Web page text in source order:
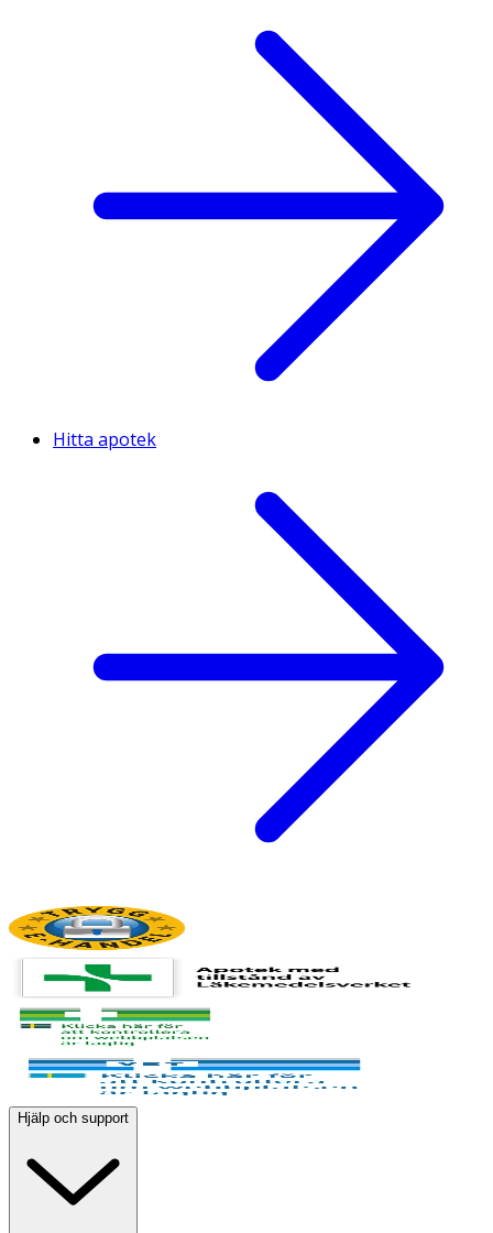
Hitta apotek
Hjälp och support